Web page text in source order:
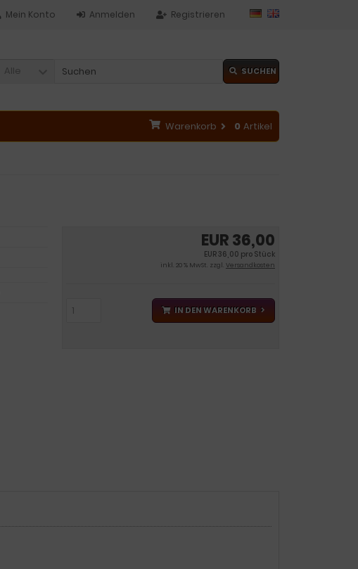
Registrieren
Anmelden
Mein Konto
Alle SUCHEN
Warenkorb 0 Artikel
EUR 36,00
EUR 36,00 pro Stück
inkl. 20 % MwSt. zzgl. Versandkosten
IN DEN WARENKORB